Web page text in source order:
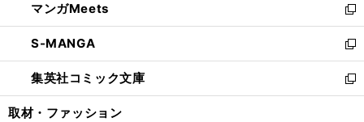
く
で
開
く
ド
ウ
で
開
く
ィ
ン
ド
ウ
で
開
い
ウ
ィ
ン
ド
ウ
マンガMeets
新
し
い
ウ
ィ
ン
S-MANGA
新
し
い
ウ
集英社コミック文庫
新
し
取材・ファッション